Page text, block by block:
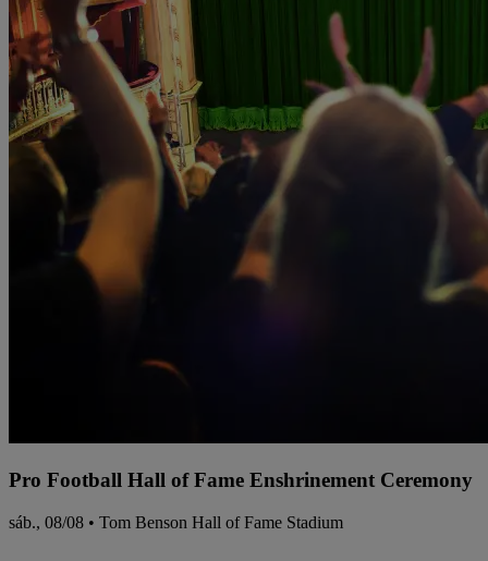
Pro Football Hall of Fame Enshrinement Ceremony
sáb., 08/08 • Tom Benson Hall of Fame Stadium